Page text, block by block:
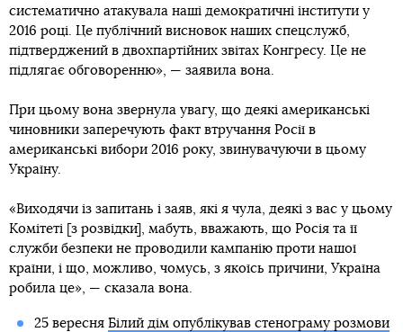
систематично атакувала наші демократичні інститути у
2016 році. Це публічний висновок наших спецслужб,
підтверджений в двохпартійних звітах Конгресу. Це не
підлягає обговоренню», — заявила вона.
При цьому вона звернула увагу, що деякі американські
чиновники заперечують факт втручання Росії в
американські вибори 2016 року, звинувачуючи в цьому
Україну.
«Виходячи із запитань і заяв, які я чула, деякі з вас у цьому
Комітеті [з розвідки], мабуть, вважають, що Росія та її
служби безпеки не проводили кампанію проти нашої
країни, і що, можливо, чомусь, з якоїсь причини, Україна
робила це», — сказала вона.
25 вересня Білий дім опублікував стенограму розмови